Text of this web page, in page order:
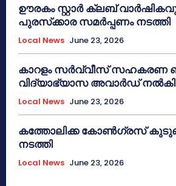
ഊരകം സ്റ്റാർ ക്ലബ്
പുരസ്‌ക്കാര സമർപ്പണം നടത്തി
Local News June 23, 2026
കാറളം സർവ്വീസ് സഹകരണ
വിദ്യാഭ്യാസ അവാർഡ് നൽകി
Local News June 23, 2026
കത്തോലിക്ക കോൺഗ്രസ്
നടത്തി
Local News June 23, 2026